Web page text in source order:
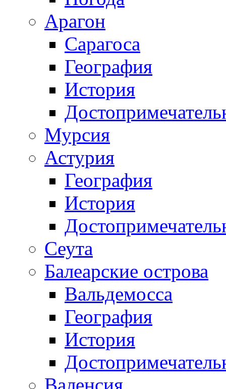
Арагон
Сарагоса
География
История
Мурсия
Астурия
География
История
Сеута
Балеарские острова
Вальдемосса
География
История